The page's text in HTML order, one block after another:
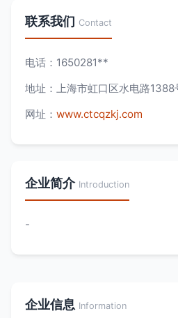
联系我们 Contact
电话：1650281**
地址：上海市虹口区水电路1388
网址： www.ctcqzkj.com
企业简介 Introduction
-
企业信息 Information